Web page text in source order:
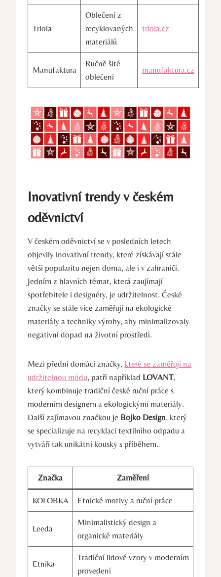
Triola
Oblečení z
recyklovaných
materiálů
triola.cz
Manufaktura
Ručně šité
oblečení
manufaktura.cz
Inovativní trendy v českém
oděvnictví
V českém oděvnictví se v posledních letech
objevily inovativní trendy, které získávají stále
větší popularitu nejen doma, ale i v zahraničí.
Jedním z hlavních témat, která zaujímají
spotřebitele i designéry, je udržitelnost. České
značky se stále více zaměřují na ekologické
materiály a techniky výroby, aby minimalizovaly
negativní dopad na životní prostředí.
Mezi přední domácí značky, které se zaměřují na
udržitelnou módu, patří například LOVANT,
který kombinuje tradiční české ruční práce s
moderním designem a ekologickými materiály.
Další zajímavou značkou je Bojko Design, který
se specializuje na recyklaci textilního odpadu a
vytváří tak unikátní kousky s příběhem.
Značka Zaměření
KOLOBKA Etnické motivy a ruční práce
Leeda
Minimalistický design a
organické materiály
Etnika
Tradiční lidové vzory v moderním
provedení